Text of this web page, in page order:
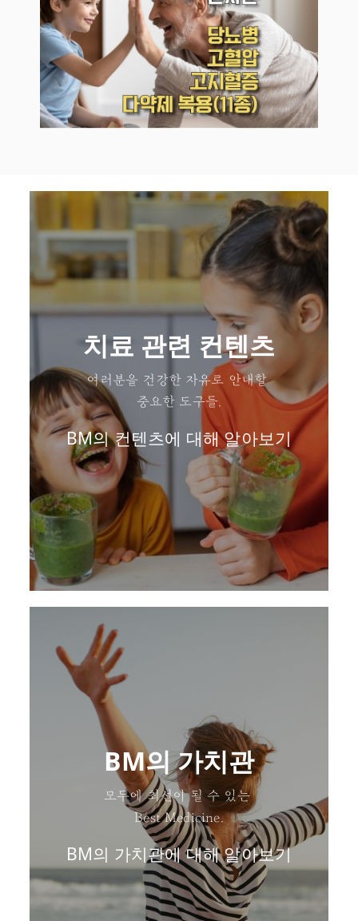
치료 관련 컨텐츠
여러분을 건강한 자유로 안내할
중요한 도구들.
BM의 컨텐츠에 대해 알아보기
BM의 가치관
모두에 최선이 될 수 있는
Best Medicine.
BM의 가치관에 대해 알아보기